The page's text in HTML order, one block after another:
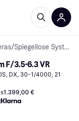
/ Spiegellose Systemkameras
F/3.5-6.3 VR
DX, 30-1/4000, 21
1.399,00 €